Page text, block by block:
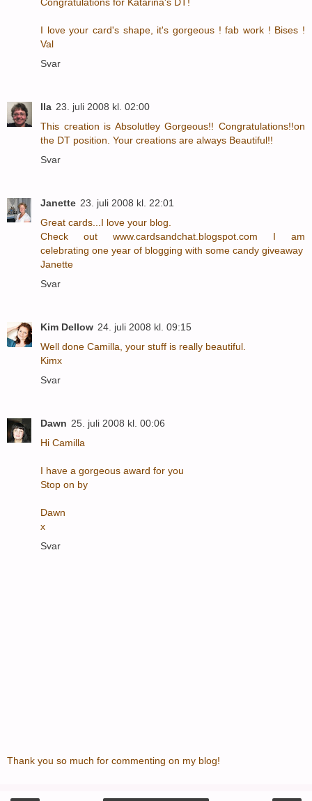
Congratulations for Katarina's DT!
I love your card's shape, it's gorgeous ! fab work ! Bises !
Val
Svar
Ila 23. juli 2008 kl. 02:00
This creation is Absolutley Gorgeous!! Congratulations!!on
the DT position. Your creations are always Beautiful!!
Svar
Janette 23. juli 2008 kl. 22:01
Great cards...I love your blog.
Check out www.cardsandchat.blogspot.com I am
celebrating one year of blogging with some candy giveaway
Janette
Svar
Kim Dellow 24. juli 2008 kl. 09:15
Well done Camilla, your stuff is really beautiful.
Kimx
Svar
Dawn 25. juli 2008 kl. 00:06
Hi Camilla
I have a gorgeous award for you
Stop on by
Dawn
x
Svar
Thank you so much for commenting on my blog!